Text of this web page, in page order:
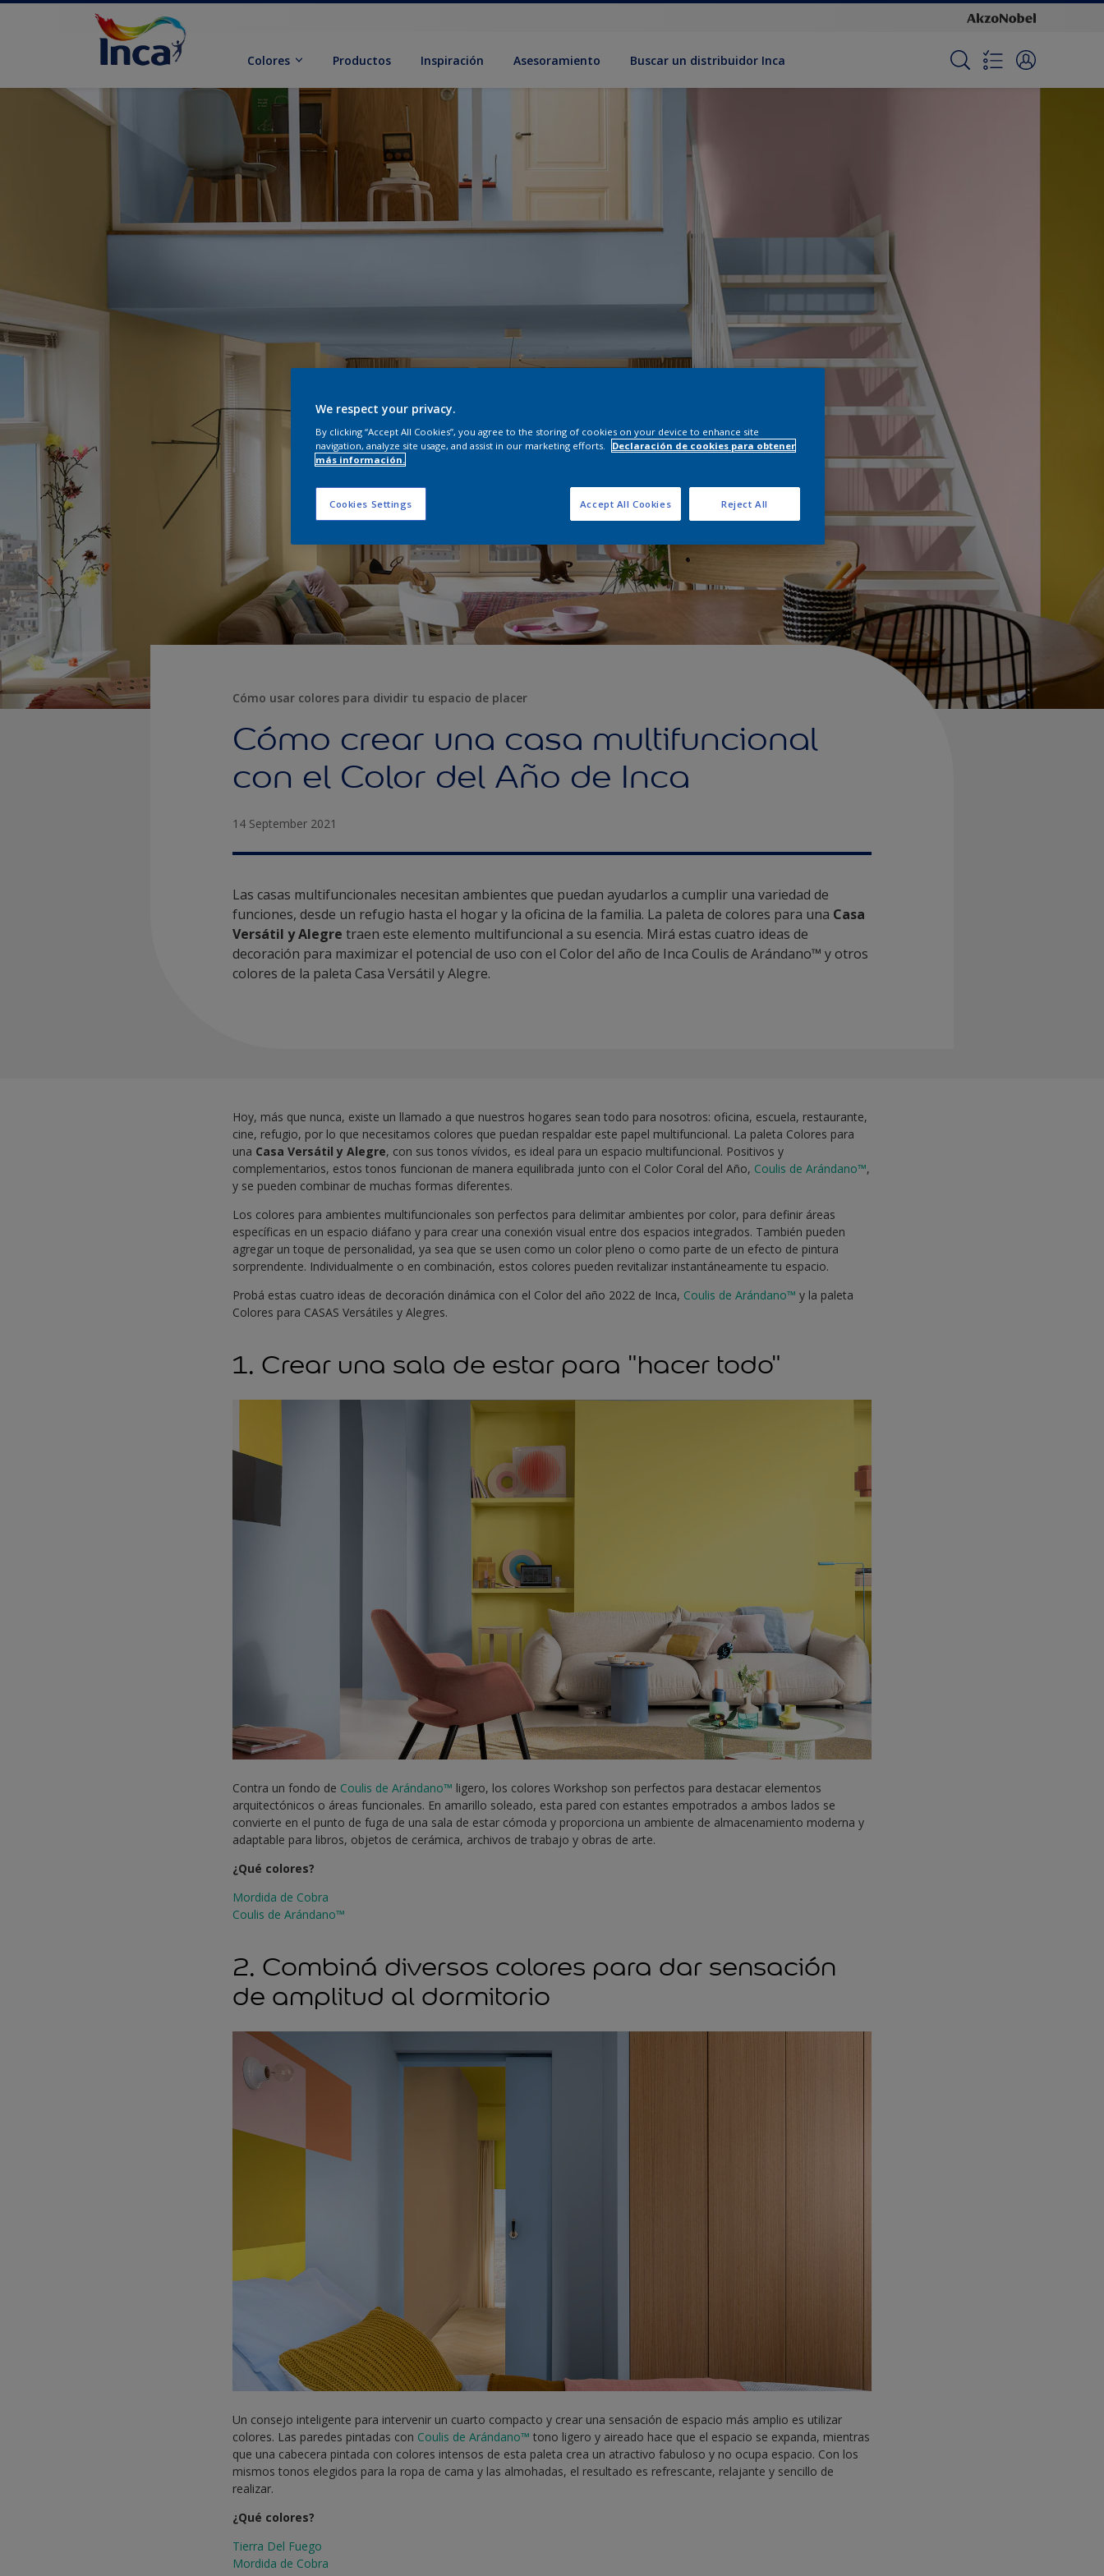
Colores Productos Inspiración Asesoramiento Buscar un distribuidor Inca
Cómo usar colores para dividir tu espacio de placer
Cómo crear una casa multifuncional
con el Color del Año de Inca
14 September 2021
Las casas multifuncionales necesitan ambientes que puedan ayudarlos a cumplir una variedad de
funciones, desde un refugio hasta el hogar y la oficina de la familia. La paleta de colores para una Casa
Versátil y Alegre traen este elemento multifuncional a su esencia. Mirá estas cuatro ideas de
decoración para maximizar el potencial de uso con el Color del año de Inca Coulis de Arándano™ y otros
colores de la paleta Casa Versátil y Alegre.
Hoy, más que nunca, existe un llamado a que nuestros hogares sean todo para nosotros: oficina, escuela, restaurante,
cine, refugio, por lo que necesitamos colores que puedan respaldar este papel multifuncional. La paleta Colores para
una Casa Versátil y Alegre, con sus tonos vívidos, es ideal para un espacio multifuncional. Positivos y
complementarios, estos tonos funcionan de manera equilibrada junto con el Color Coral del Año, Coulis de Arándano™,
y se pueden combinar de muchas formas diferentes.
Los colores para ambientes multifuncionales son perfectos para delimitar ambientes por color, para definir áreas
específicas en un espacio diáfano y para crear una conexión visual entre dos espacios integrados. También pueden
agregar un toque de personalidad, ya sea que se usen como un color pleno o como parte de un efecto de pintura
sorprendente. Individualmente o en combinación, estos colores pueden revitalizar instantáneamente tu espacio.
Probá estas cuatro ideas de decoración dinámica con el Color del año 2022 de Inca, Coulis de Arándano™ y la paleta
Colores para CASAS Versátiles y Alegres.
1. Crear una sala de estar para "hacer todo"
Contra un fondo de Coulis de Arándano™ ligero, los colores Workshop son perfectos para destacar elementos
arquitectónicos o áreas funcionales. En amarillo soleado, esta pared con estantes empotrados a ambos lados se
convierte en el punto de fuga de una sala de estar cómoda y proporciona un ambiente de almacenamiento moderna y
adaptable para libros, objetos de cerámica, archivos de trabajo y obras de arte.
¿Qué colores?
Mordida de Cobra
Coulis de Arándano™
2. Combiná diversos colores para dar sensación
de amplitud al dormitorio
Un consejo inteligente para intervenir un cuarto compacto y crear una sensación de espacio más amplio es utilizar
colores. Las paredes pintadas con Coulis de Arándano™ tono ligero y aireado hace que el espacio se expanda, mientras
que una cabecera pintada con colores intensos de esta paleta crea un atractivo fabuloso y no ocupa espacio. Con los
mismos tonos elegidos para la ropa de cama y las almohadas, el resultado es refrescante, relajante y sencillo de
realizar.
¿Qué colores?
Tierra Del Fuego
Mordida de Cobra
We respect your privacy.
By clicking “Accept All Cookies”, you agree to the storing of cookies on your device to enhance site
navigation, analyze site usage, and assist in our marketing efforts.
Declaración de cookies para obtener
más información.
Cookies Settings Reject All
Accept All Cookies